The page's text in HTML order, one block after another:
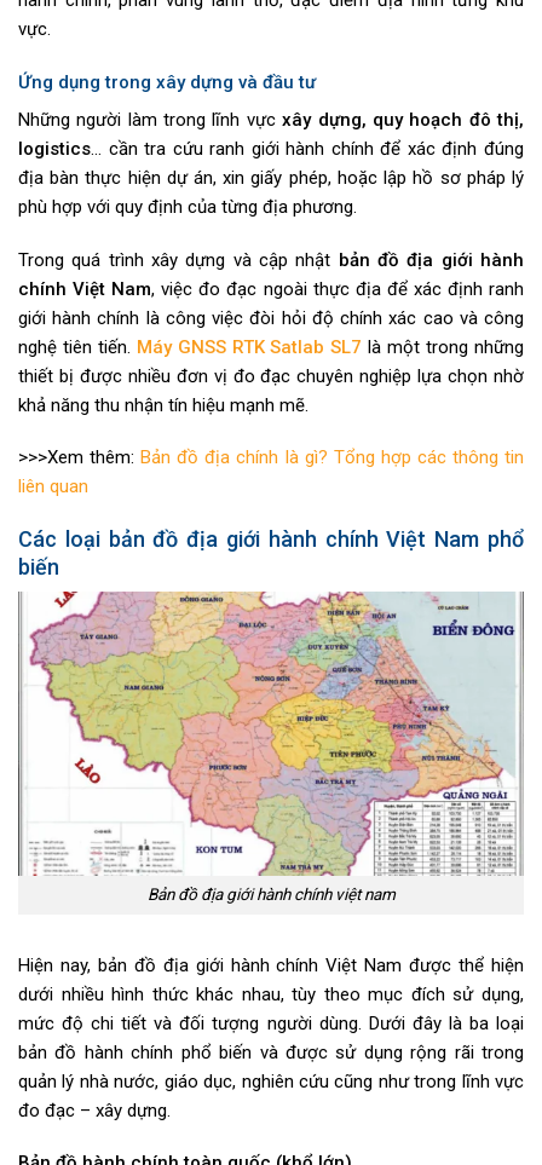
vực.
Ứng dụng trong xây dựng và đầu tư
Những người làm trong lĩnh vựcxây dựng, quy hoạch đô thị,
logistics… cần tra cứu ranh giới hành chính để xác định đúng
địa bàn thực hiện dự án, xin giấy phép, hoặc lập hồ sơ pháp lý
phù hợp với quy định của từng địa phương.
Trong quá trình xây dựng và cập nhật bản đồ địa giới hành
chính Việt Nam, việc đo đạc ngoài thực địa để xác định ranh
giới hành chính là công việc đòi hỏi độ chính xác cao và công
nghệ tiên tiến. Máy GNSS RTK Satlab SL7 là một trong những
thiết bị được nhiều đơn vị đo đạc chuyên nghiệp lựa chọn nhờ
khả năng thu nhận tín hiệu mạnh mẽ.
>>>Xem thêm:Bản đồ địa chính là gì? Tổng hợp các thông tin
liên quan
Các loại bản đồ địa giới hành chính Việt Nam phổ
biến
Bản đồ địa giới hành chính việt nam
Hiện nay, bản đồ địa giới hành chính Việt Nam được thể hiện
dưới nhiều hình thức khác nhau, tùy theo mục đích sử dụng,
mức độ chi tiết và đối tượng người dùng. Dưới đây là ba loại
bản đồ hành chính phổ biến và được sử dụng rộng rãi trong
quản lý nhà nước, giáo dục, nghiên cứu cũng như trong lĩnh vực
đo đạc – xây dựng.